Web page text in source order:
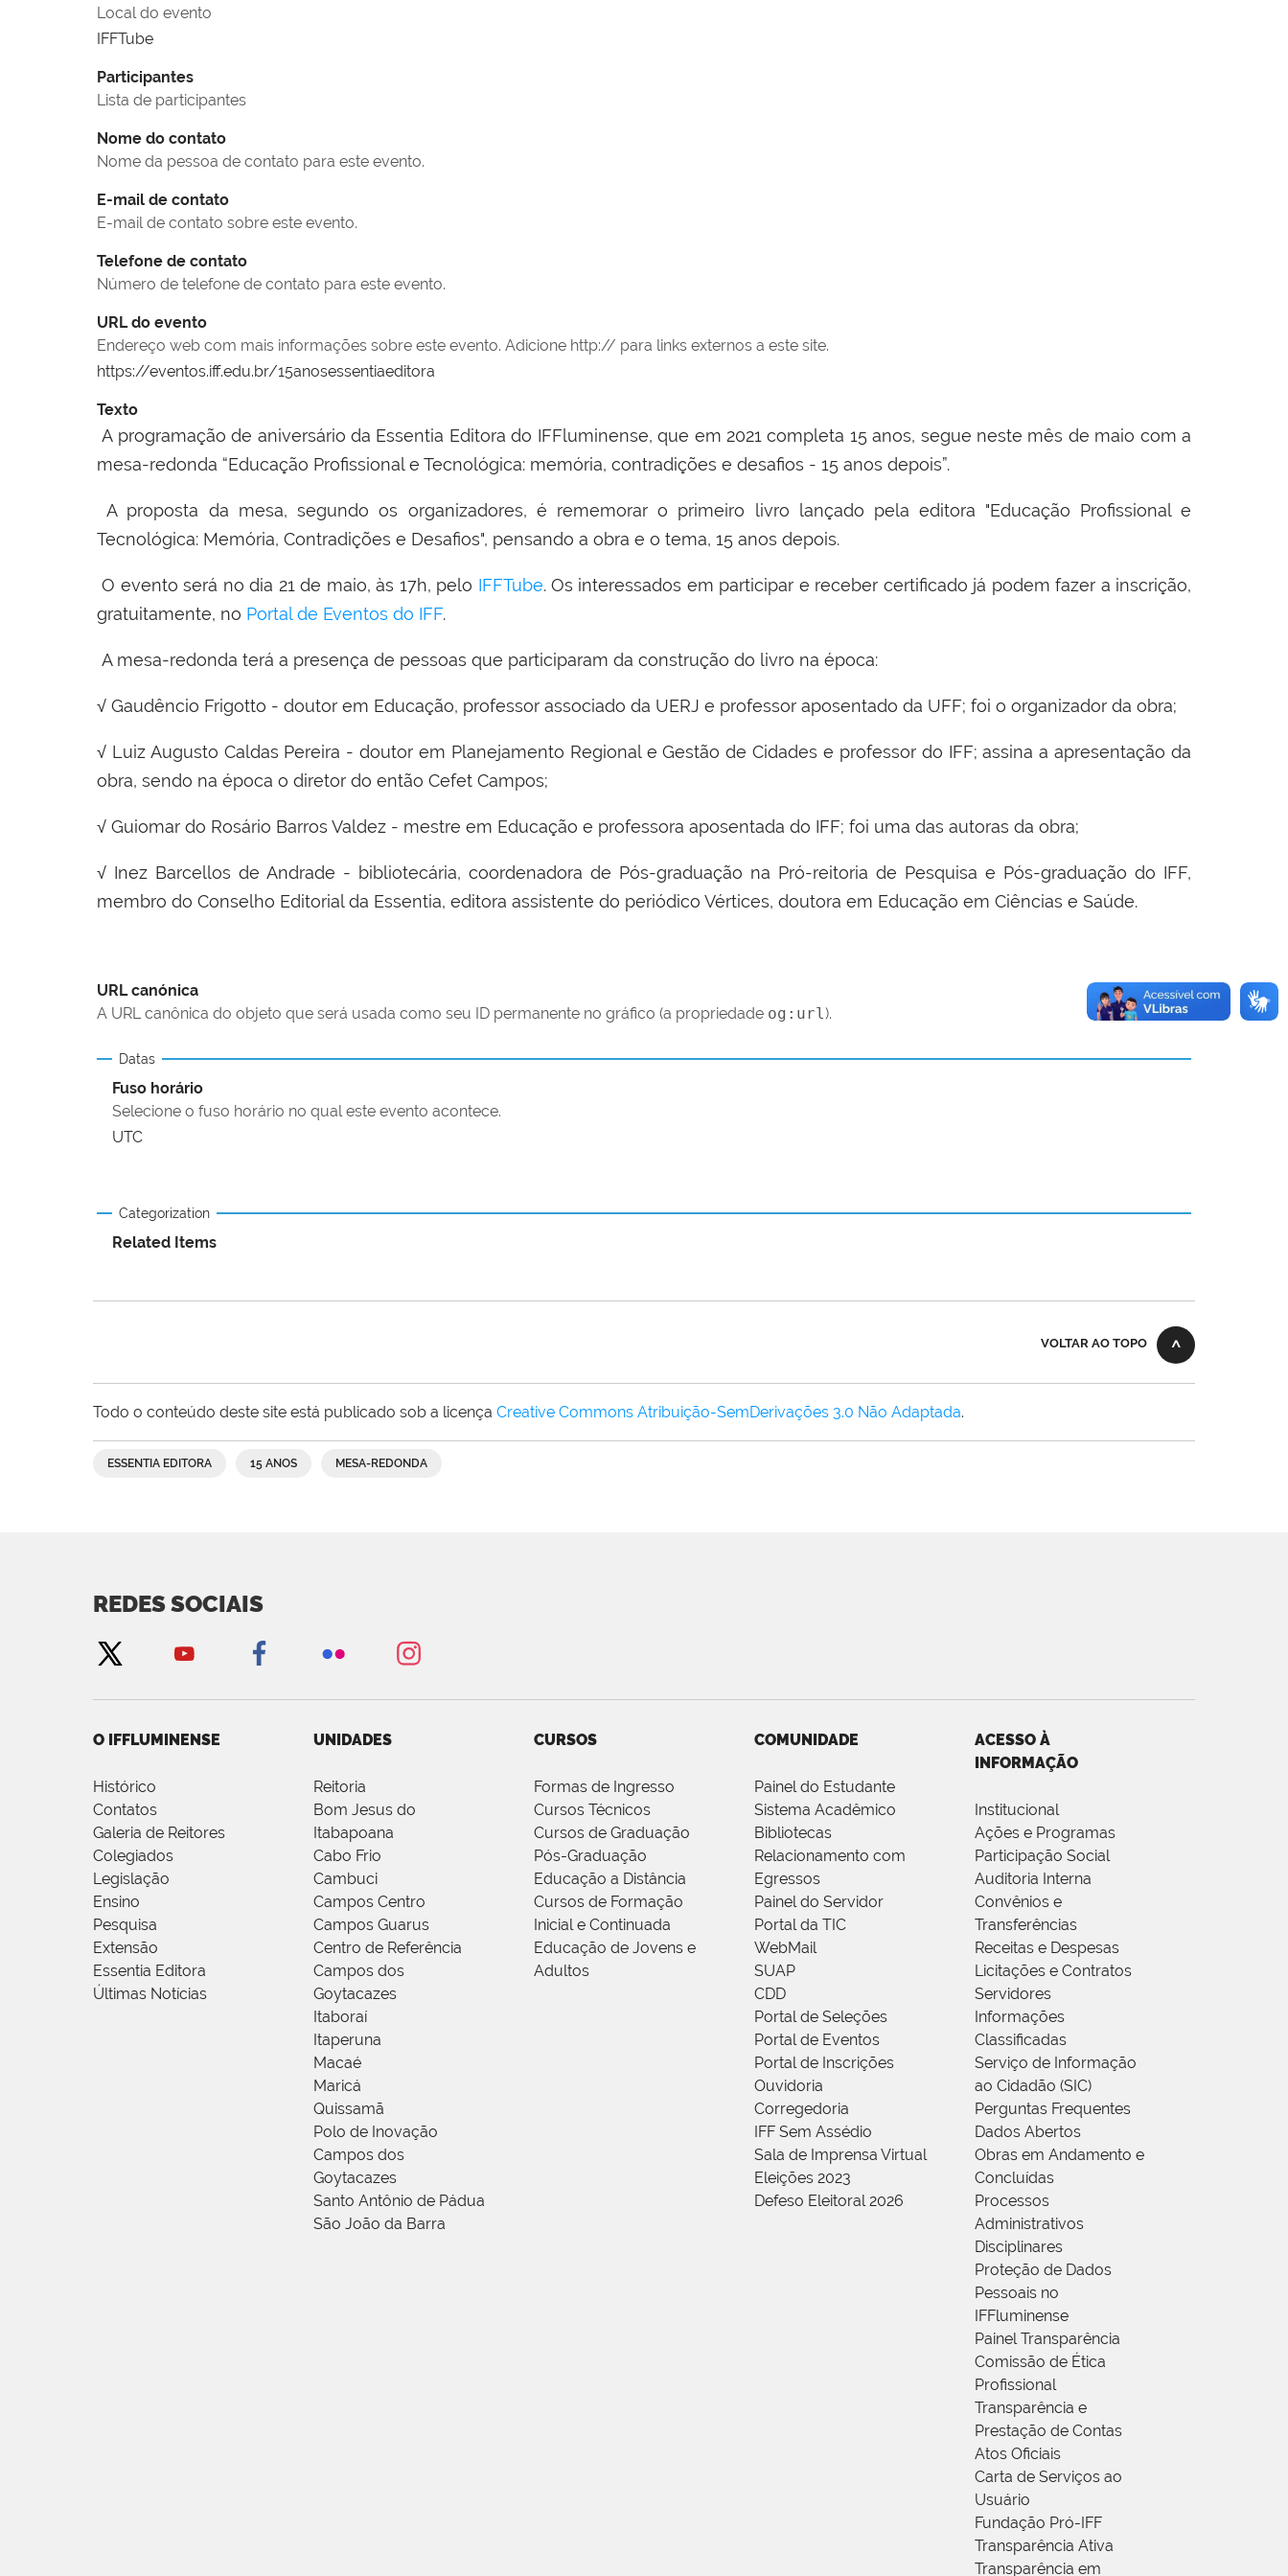
Local do evento
IFFTube
Participantes
Lista de participantes
Nome do contato
Nome da pessoa de contato para este evento.
E-mail de contato
E-mail de contato sobre este evento.
Telefone de contato
Número de telefone de contato para este evento.
URL do evento
Endereço web com mais informações sobre este evento. Adicione http:// para links externos a este site.
https://eventos.iff.edu.br/15anosessentiaeditora
Texto
A programação de aniversário da Essentia Editora do IFFluminense, que em 2021 completa 15 anos, segue neste mês de maio com a
mesa-redonda “Educação Profissional e Tecnológica: memória, contradições e desafios - 15 anos depois”.
A proposta da mesa, segundo os organizadores, é rememorar o primeiro livro lançado pela editora "Educação Profissional e
Tecnológica: Memória, Contradições e Desafios", pensando a obra e o tema, 15 anos depois.
O evento será no dia 21 de maio, às 17h, pelo IFFTube. Os interessados em participar e receber certificado já podem fazer a inscrição,
gratuitamente, no Portal de Eventos do IFF.
A mesa-redonda terá a presença de pessoas que participaram da construção do livro na época:
√ Gaudêncio Frigotto - doutor em Educação, professor associado da UERJ e professor aposentado da UFF; foi o organizador da obra;
√ Luiz Augusto Caldas Pereira - doutor em Planejamento Regional e Gestão de Cidades e professor do IFF; assina a apresentação da
obra, sendo na época o diretor do então Cefet Campos;
√ Guiomar do Rosário Barros Valdez - mestre em Educação e professora aposentada do IFF; foi uma das autoras da obra;
√ Inez Barcellos de Andrade - bibliotecária, coordenadora de Pós-graduação na Pró-reitoria de Pesquisa e Pós-graduação do IFF,
membro do Conselho Editorial da Essentia, editora assistente do periódico Vértices, doutora em Educação em Ciências e Saúde.
URL canónica
A URL canônica do objeto que será usada como seu ID permanente no gráfico (a propriedade og:url).
Datas
Fuso horário
Selecione o fuso horário no qual este evento acontece.
UTC
Categorization
Related Items
VOLTAR AO TOPO
Todo o conteúdo deste site está publicado sob a licença Creative Commons Atribuição-SemDerivações 3.0 Não Adaptada.
ESSENTIA EDITORA 15 ANOS MESA-REDONDA
REDES SOCIAIS
O IFFLUMINENSE
Histórico
Contatos
Galeria de Reitores
Colegiados
Legislação
Ensino
Pesquisa
Extensão
Essentia Editora
Últimas Notícias
UNIDADES
Reitoria
Bom Jesus do
Itabapoana
Cabo Frio
Cambuci
Campos Centro
Campos Guarus
Centro de Referência
Campos dos
Goytacazes
Itaboraí
Itaperuna
Macaé
Maricá
Quissamã
Polo de Inovação
Campos dos
Goytacazes
Santo Antônio de Pádua
São João da Barra
CURSOS
Formas de Ingresso
Cursos Técnicos
Cursos de Graduação
Pós-Graduação
Educação a Distância
Cursos de Formação
Inicial e Continuada
Educação de Jovens e
Adultos
COMUNIDADE
Painel do Estudante
Sistema Acadêmico
Bibliotecas
Relacionamento com
Egressos
Painel do Servidor
Portal da TIC
WebMail
SUAP
CDD
Portal de Seleções
Portal de Eventos
Portal de Inscrições
Ouvidoria
Corregedoria
IFF Sem Assédio
Sala de Imprensa Virtual
Eleições 2023
Defeso Eleitoral 2026
ACESSO À
INFORMAÇÃO
Institucional
Ações e Programas
Participação Social
Auditoria Interna
Convênios e
Transferências
Receitas e Despesas
Licitações e Contratos
Servidores
Informações
Classificadas
Serviço de Informação
ao Cidadão (SIC)
Perguntas Frequentes
Dados Abertos
Obras em Andamento e
Concluídas
Processos
Administrativos
Disciplinares
Proteção de Dados
Pessoais no
IFFluminense
Painel Transparência
Comissão de Ética
Profissional
Transparência e
Prestação de Contas
Atos Oficiais
Carta de Serviços ao
Usuário
Fundação Pró-IFF
Transparência Ativa
Transparência em